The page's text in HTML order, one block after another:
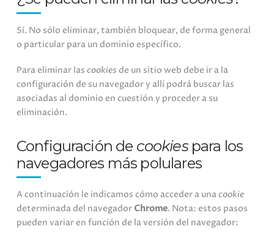
Sí. No sólo eliminar, también bloquear, de forma general
o particular para un dominio específico.
Para eliminar las cookies de un sitio web debe ir a la
configuración de su navegador y allí podrá buscar las
asociadas al dominio en cuestión y proceder a su
eliminación.
Configuración de cookiespara los
navegadores más polulares
A continuación le indicamos cómo acceder a unacookie
determinada del navegador Chrome. Nota: estos pasos
pueden variar en función de la versión del navegador: